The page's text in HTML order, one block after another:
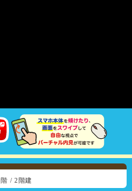
階 / 2階建